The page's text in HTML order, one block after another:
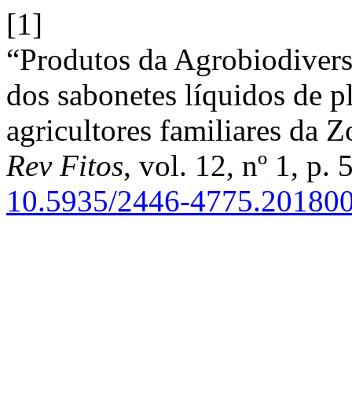
[1]
“Produtos da
dos sabonetes líquidos de
agricultores familiares da
Rev Fitos, vol. 12, nº 1, p.
10.5935/2446-